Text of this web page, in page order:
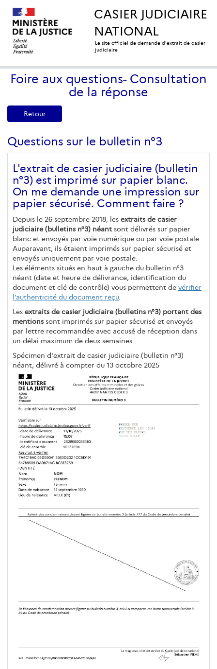
CASIER JUDICIAIRE
NATIONAL
Le site officiel de demande d'extrait de casier
judiciaire
Foire aux questions- Consultation
de la réponse
Retour
Questions sur le bulletin n°3
L'extrait de casier judiciaire (bulletin
n°3) est imprimé sur papier blanc.
On me demande une impression sur
papier sécurisé. Comment faire ?
Depuis le 26 septembre 2018, les extraits de casier
judiciaire (bulletins n°3) néant sont délivrés sur papier
blanc et envoyés par voie numérique ou par voie postale.
Auparavant, ils étaient imprimés sur papier sécurisé et
envoyés uniquement par voie postale.
Les éléments situés en haut à gauche du bulletin n°3
néant (date et heure de délivrance, identification du
document et clé de contrôle) vous permettent de vérifier
l’authenticité du document reçu.
Les extraits de casier judiciaire (bulletins n°3) portant des
mentions sont imprimés sur papier sécurisé et envoyés
par lettre recommandée avec accusé de réception dans
un délai maximum de deux semaines.
Spécimen d'extrait de casier judiciaire (bulletin n°3)
néant, délivré à compter du 13 octobre 2025